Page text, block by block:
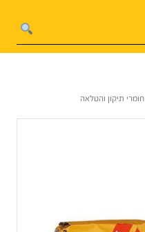
חומרי תיקון והטלאה